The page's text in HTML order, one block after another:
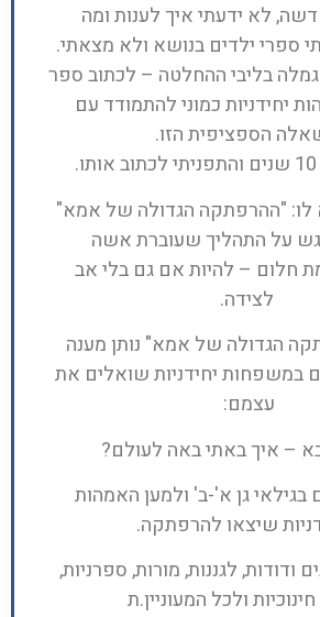
לא ידעתי איך לענות ומה
ספרי ילדים בנושא ולא מצאתי.
בליבי ההחלטה – לכתוב ספר
יחידניות כמוני להתמודד עם
הספציפית הזו.
לו: "ההרפתקה הגדולה של אמא"
על התהליך שעוברת אשה
חלום – להיות אם גם בלי אב
לצידה.
הגדולה של אמא" נותן מענה
במשפחות יחידניות שואלים את
עצמם:
– איך באתי באה לעולם?
בגילאי גן א'-ב' ולמען האמהות
שיצאו להרפתקה.
ודודות, לגננות, מורות, ספרניות,
ולכל המעוניין.ת